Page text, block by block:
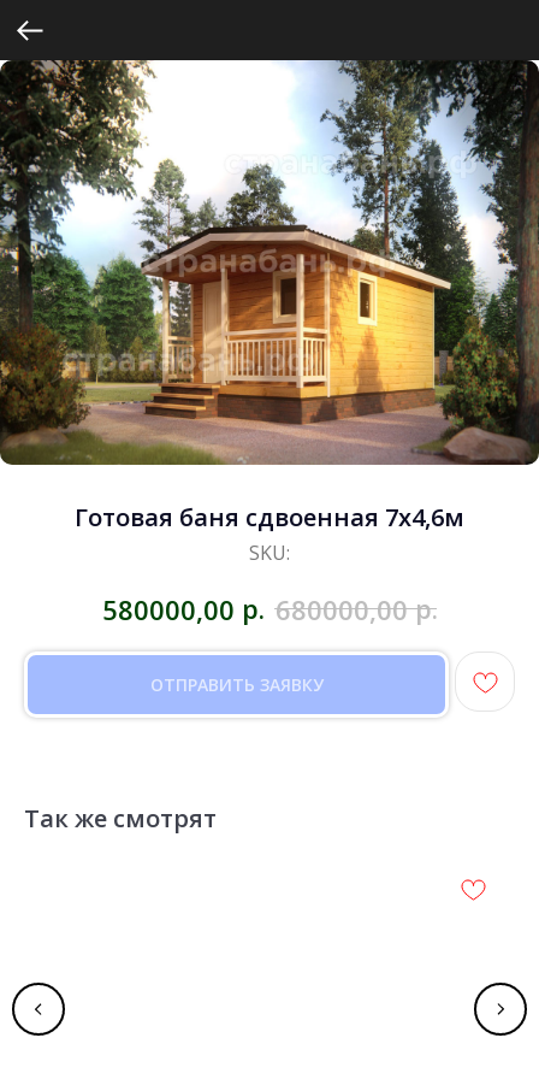
Готовая баня сдвоенная 7х4,6м
SKU:
580000,00 р. 680000,00 р.
ОТПРАВИТЬ ЗАЯВКУ
Так же смотрят